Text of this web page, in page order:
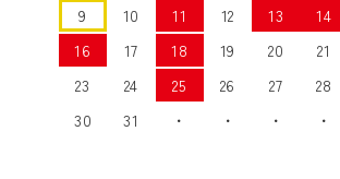
9
10 11 12 13 14
16
17 18 19 20 21
23
24 25 26 27 28
30
31 ・ ・ ・ ・